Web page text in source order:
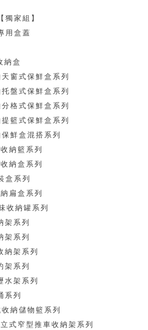
獨家組】
用盒蓋
納盒
窗式保鮮盒系列
盤式保鮮盒系列
格式保鮮盒系列
籃式保鮮盒系列
鮮盒混搭系列
納籃系列
納盒系列
盒系列
扁盒系列
收納罐系列
架系列
架系列
納架系列
架系列
水架系列
系列
納儲物籃系列
式窄型推車收納架系列